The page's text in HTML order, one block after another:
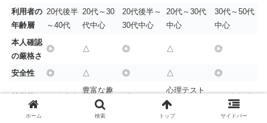
利用者の
年齢層
20代後半
～40代
20代～30
代中心
20代後半～
30代中心
20代～30代
中心
30代～50代
中心
本人確認
の厳格さ
◎ △ ◎ △ ◎
安全性 ◎ △ ◎ △ ◎
豊富な趣
味カテゴ
心理テスト
ベースの提
案
に近い設計
ホーム 検索 トップ サイドバー